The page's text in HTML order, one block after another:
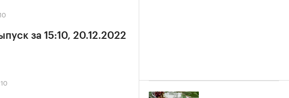
за 15:10, 20.12.2022